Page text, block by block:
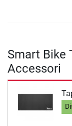
Smart Bike
Accessori